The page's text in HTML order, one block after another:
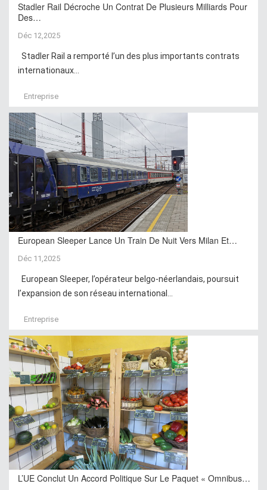
Stadler Rail Décroche Un Contrat De Plusieurs Milliards Pour
Des…
Déc 12,2025
Stadler Rail a remporté l’un des plus importants contrats
internationaux...
Entreprise
European Sleeper Lance Un Train De Nuit Vers Milan Et…
Déc 11,2025
European Sleeper, l’opérateur belgo-néerlandais, poursuit
l’expansion de son réseau international...
Entreprise
L’UE Conclut Un Accord Politique Sur Le Paquet « Omnibus…